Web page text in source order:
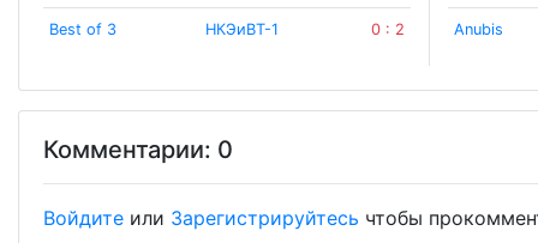
Best of 3 НКЭиВТ-1 0 : 2 Anubis
Комментарии: 0
Войдите или Зарегистрируйтесь чтобы